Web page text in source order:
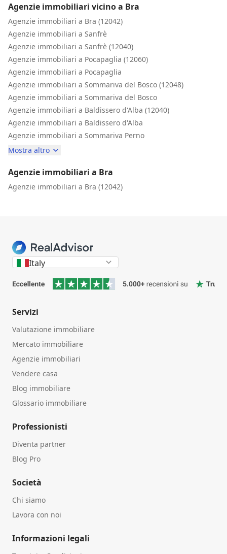
Agenzie immobiliari vicino a Bra
Agenzie immobiliari a Bra (12042)
Agenzie immobiliari a Sanfrè
Agenzie immobiliari a Sanfrè (12040)
Agenzie immobiliari a Pocapaglia (12060)
Agenzie immobiliari a Pocapaglia
Agenzie immobiliari a Sommariva del Bosco (12048)
Agenzie immobiliari a Sommariva del Bosco
Agenzie immobiliari a Baldissero d'Alba (12040)
Agenzie immobiliari a Baldissero d'Alba
Agenzie immobiliari a Sommariva Perno
Mostra altro
Agenzie immobiliari a Bra
Agenzie immobiliari a Bra (12042)
Italy
Servizi
Valutazione immobiliare
Mercato immobiliare
Agenzie immobiliari
Vendere casa
Blog immobiliare
Glossario immobiliare
Professionisti
Diventa partner
Blog Pro
Società
Chi siamo
Lavora con noi
Informazioni legali